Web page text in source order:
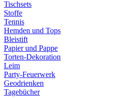
Tischsets
Stoffe
Tennis
Hemden und Tops
Bleistift
Papier und Pappe
Torten-Dekoration
Leim
Party-Feuerwerk
Geodrienken
Tagebücher